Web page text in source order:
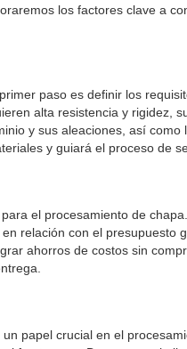
los factores clave a
paso es definir los
alta resistencia y
y sus aleaciones, así
y guiará el proceso de
el procesamiento de
relación con el
ahorros de costos sin
papel crucial en el